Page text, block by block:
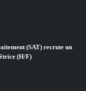
(SAT) recrute un
(H/F)